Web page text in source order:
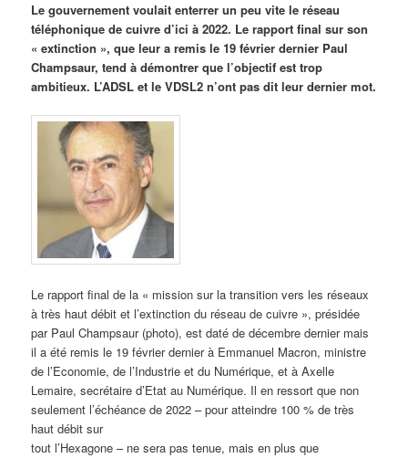
Le gouvernement voulait enterrer un peu vite le réseau
téléphonique de cuivre d’ici à 2022. Le rapport final sur son
« extinction », que leur a remis le 19 février dernier Paul
Champsaur, tend à démontrer que l’objectif est trop
ambitieux. L’ADSL et le VDSL2 n’ont pas dit leur dernier mot.
Le rapport final de la « mission sur la transition vers les réseaux
à très haut débit et l’extinction du réseau de cuivre », présidée
par Paul Champsaur (photo), est daté de décembre dernier mais
il a été remis le 19 février dernier à Emmanuel Macron, ministre
de l’Economie, de l’Industrie et du Numérique, et à Axelle
Lemaire, secrétaire d’Etat au Numérique. Il en ressort que non
seulement l’échéance de 2022 – pour atteindre 100 % de très
haut débit sur
tout l’Hexagone – ne sera pas tenue, mais en plus que